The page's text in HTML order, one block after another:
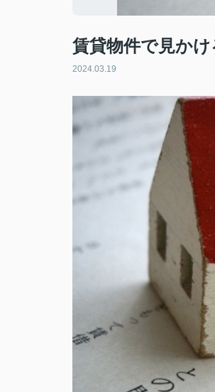
賃貸物件で見か
2024.03.19